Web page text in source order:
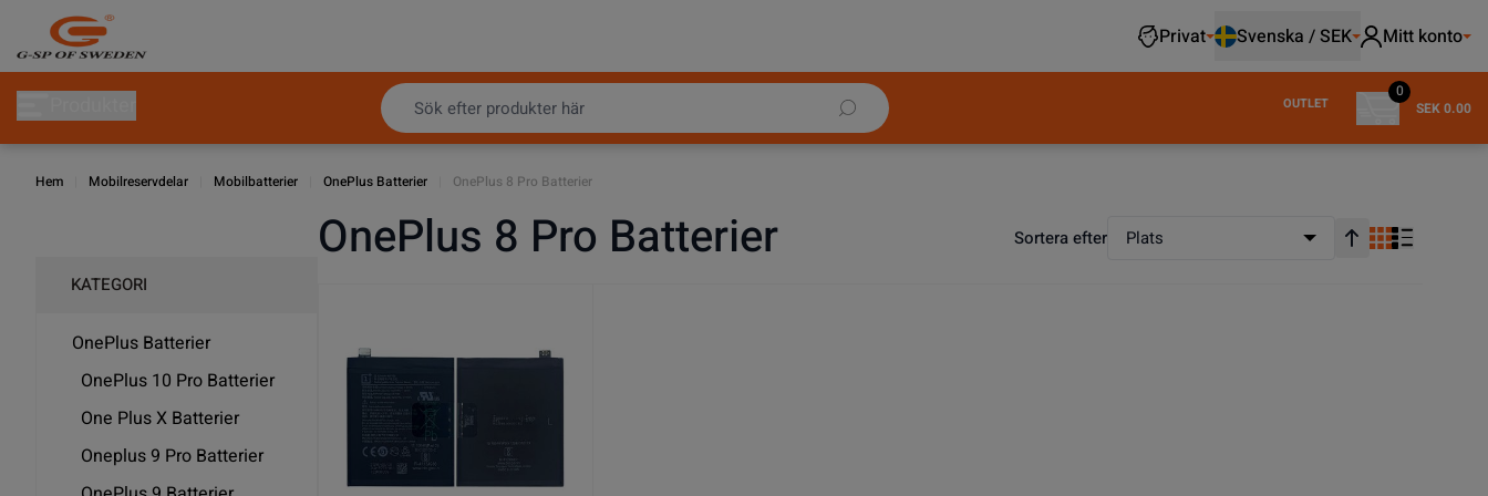
Hoppa till innehållet
Privat
Svenska / SEK Mitt konto
OUTLET
0
SEK 0.00
Hem Mobilreservdelar Mobilbatterier OnePlus Batterier OnePlus 8 Pro Batterier
KATEGORI
OnePlus Batterier
OnePlus 10 Pro Batterier
One Plus X Batterier
Oneplus 9 Pro Batterier
OnePlus 8 Pro Batterier Sortera efter Plats Stigande ordning